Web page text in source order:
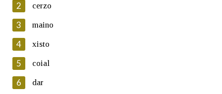
En cumprimento da normativa vixente en materia de
Protección de Datos de Carácter Persoal, a Real Academia
Galega informa a aqueles usuarios que faciliten o seu correo
electrónico, así como calquera outra información de carácter
persoal, que estes datos serán obxecto de tratamento
automatizado de carácter confidencial e incorporados aos seus
ficheiros informáticos. Así mesmo, os usuarios poderán exercer o
2 cerzo
3 maino
4 xisto
5 coial
6 dar